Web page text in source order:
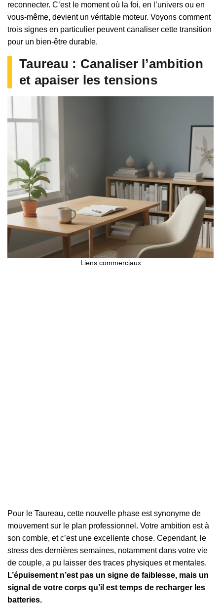
reconnecter. C’est le moment où la foi, en l’univers ou en
vous-même, devient un véritable moteur. Voyons comment
trois signes en particulier peuvent canaliser cette transition
pour un bien-être durable.
Taureau : Canaliser l’ambition
et apaiser les tensions
Liens commerciaux
Pour le Taureau, cette nouvelle phase est synonyme de
mouvement sur le plan professionnel. Votre ambition est à
son comble, et c’est une excellente chose. Cependant, le
stress des dernières semaines, notamment dans votre vie
de couple, a pu laisser des traces physiques et mentales.
L’épuisement n’est pas un signe de faiblesse, mais un
signal de votre corps qu’il est temps de recharger les
batteries.